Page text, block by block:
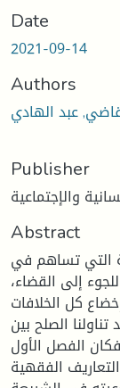
Date
2021-09-14
Authors
عبد الهادي
Publisher
والإجتماعية
Abstract
التي تساهم في
إلى القضاء،
كل الخلافات
الصلح بين
الفصل الأول
الفقهية